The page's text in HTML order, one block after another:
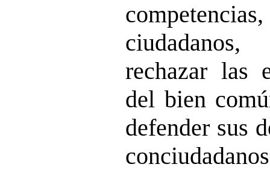
rechazar las
del bien
defender sus